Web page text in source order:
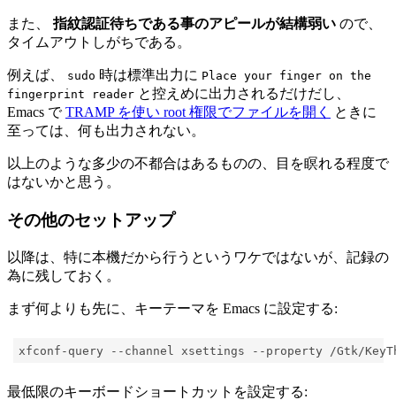
また、指紋認証待ちである事のアピールが結構弱い ので、
タイムアウトしがちである。
例えば、 sudo 時は標準出力に Place your finger on the
fingerprint reader と控えめに出力されるだけだし、
Emacs でTRAMP を使い root 権限でファイルを開く
ときに
至っては、何も出力されない。
以上のような多少の不都合はあるものの、目を瞑れる程度で
はないかと思う。
その他のセットアップ
以降は、特に本機だから行うというワケではないが、記録の
為に残しておく。
まず何よりも先に、キーテーマを Emacs に設定する:
最低限のキーボードショートカットを設定する: